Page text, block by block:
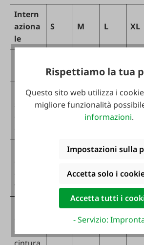
Intern
aziona
le
S M L XL
46
48
52
56
Dimen
168-
174
177-
180
184
torace
104
112
84
88-
98-
Rispettiamo la tua
Questo sito web utilizza i
migliore funzionalità
informazioni.
Impostazioni sulla
Accetta solo i
Accetta tutti i
- Servizio: